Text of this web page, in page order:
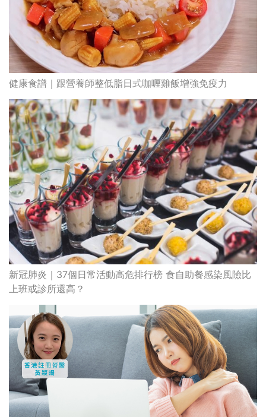
健康食譜｜跟營養師整低脂日式咖喱雞飯增強免疫力
新冠肺炎｜37個日常活動高危排行榜 食自助餐感染風險比
上班或診所還高？